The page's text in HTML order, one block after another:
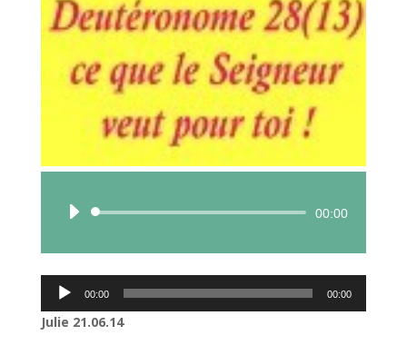
Lecteur
00:00
Lecteur
00:00 00:00
Julie 21.06.14